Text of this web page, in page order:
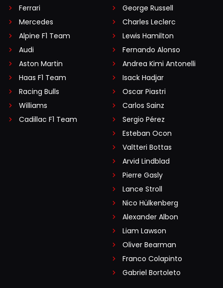
Ferrari
Mercedes
Alpine F1 Team
Audi
Aston Martin
Haas F1 Team
Racing Bulls
Williams
Cadillac F1 Team
George Russell
Charles Leclerc
Lewis Hamilton
Fernando Alonso
Andrea Kimi Antonelli
Isack Hadjar
Oscar Piastri
Carlos Sainz
Sergio Pérez
Esteban Ocon
Valtteri Bottas
Arvid Lindblad
Pierre Gasly
Lance Stroll
Nico Hülkenberg
Alexander Albon
Liam Lawson
Oliver Bearman
Franco Colapinto
Gabriel Bortoleto